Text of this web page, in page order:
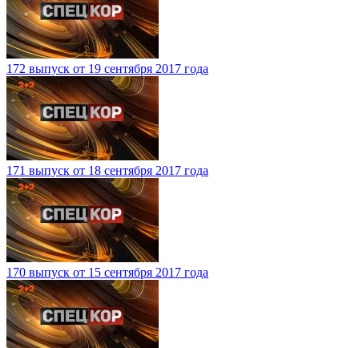
172 выпуск от 19 сентября 2017 года
171 выпуск от 18 сентября 2017 года
170 выпуск от 15 сентября 2017 года